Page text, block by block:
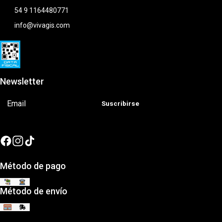
54 9 1164480771
info@vivagis.com
Newsletter
Suscribirse
Método de pago
Método de envío